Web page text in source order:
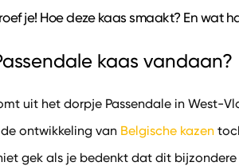
je! Hoe deze kaas smaakt? En wat
kaas vandaan?
uit het dorpje Passendale in West-
ontwikkeling van Belgische kazen
gek als je bedenkt dat dit